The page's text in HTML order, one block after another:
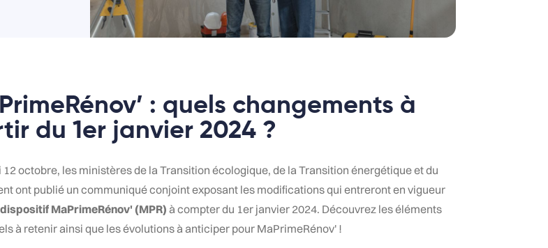
: quels changements à
du 1er janvier 2024 ?
12 octobre, les ministères de la Transition écologique, de la Transition énergétique et du
ont publié un communiqué conjoint exposant les modifications qui entreront en vigueur
dispositif MaPrimeRénov' (MPR)à compter du 1er janvier 2024. Découvrez les éléments
à retenir ainsi que les évolutions à anticiper pour MaPrimeRénov' !